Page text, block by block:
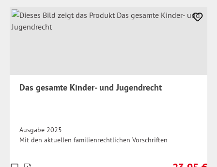
Das gesamte Kinder- und Jugendrecht
Ausgabe 2025
Mit den aktuellen familienrechtlichen Vorschriften